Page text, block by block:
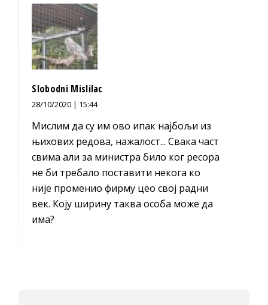
Slobodni Mislilac
28/10/2020 | 15:44
Мислим да су им ово ипак најбољи из
њихових редова, нажалост... Свака част
свима али за министра било ког ресора
не би требало поставити некога ко
није променио фирму цео свој радни
век. Коју ширину таква особа може да
има?